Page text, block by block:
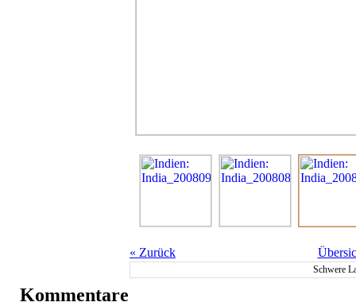
« Zurück
Schwere
Kommentare